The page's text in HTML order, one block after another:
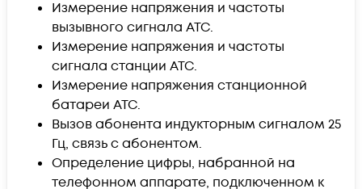
Измерение напряжения и частоты
вызывного сигнала АТС.
Измерение напряжения и частоты
сигнала станции АТС.
Измерение напряжения станционной
батареи АТС.
Вызов абонента индукторным сигналом 25
Гц, связь с абонентом.
Определение цифры, набранной на
телефонном аппарате, подключенном к